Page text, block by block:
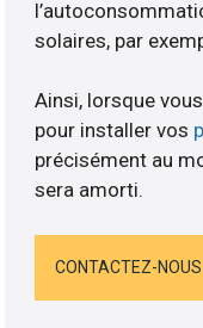
solaires, par
Ainsi, lorsque
pour installer vos
précisément au
sera amorti.
CONTACTEZ-NOUS